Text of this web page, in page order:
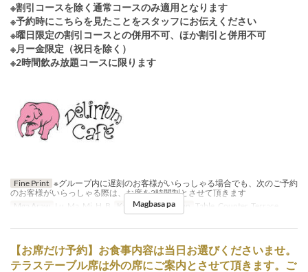
※割引コースを除く通常コースのみ適用となります
※予約時にこちらを見たことをスタッフにお伝えください
※曜日限定の割引コースとの併用不可、ほか割引と併用不可
※月ー金限定（祝日を除く）
※2時間飲み放題コースに限ります
Fine Print ※グループ内に遅刻のお客様がいらっしゃる場合でも、次のご予約
のお客様がいらっしゃる際は、お席を2時間制とさせて頂きます
Mga Araw
Lu, Ma, Mi, H, B Kategorya ng Upuan Table, Counter, Terrace
Magbasa pa
【お席だけ予約】お食事内容は当日お選びくださいませ。
テラステーブル席は外の席にご案内とさせて頂きます。ご